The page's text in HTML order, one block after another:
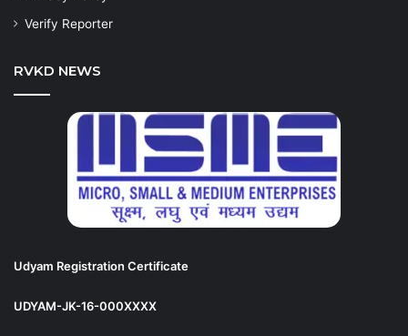
Verify Reporter
RVKD NEWS
Udyam Registration Certificate
UDYAM-JK-16-000XXXX